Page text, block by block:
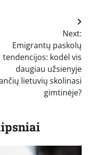
Next:
Emigrantų paskolų
tendencijos: kodėl vis
daugiau užsienyje
lietuvių skolinasi
gimtinėje?